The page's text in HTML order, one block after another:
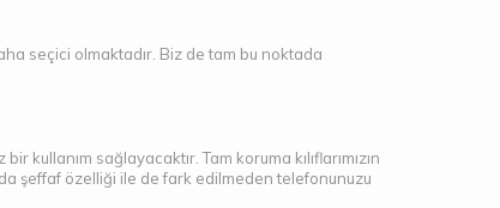
seçici olmaktadır. Biz de tam bu noktada
sağlayacaktır. Tam koruma kılıflarımızın
şeffaf özelliği ile de fark edilmeden telefonunuzu